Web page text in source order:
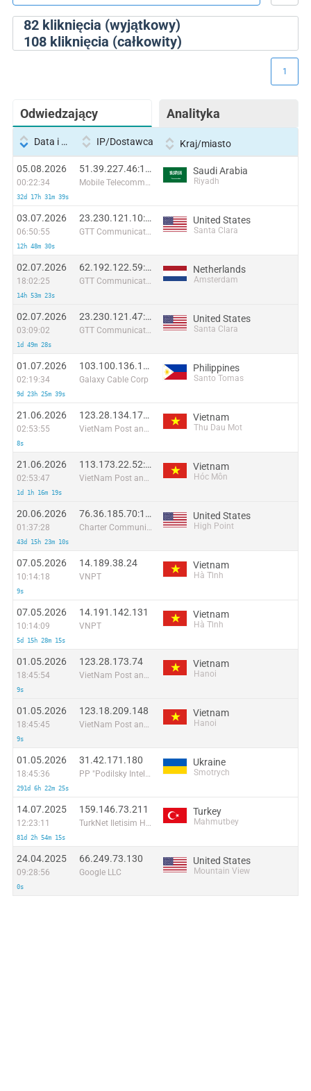
82kliknięcia (wyjątkowy)
108kliknięcia (całkowity)
Odwiedzający Analityka
1
Data i godzina IP/Dostawca Kraj/miasto
05.08.2026
00:22:34
32d 17h 31m 39s
51.39.227.46:1995
Mobile Telecommunication Company Saudi Arabia Joint-Stock company
Saudi Arabia
Riyadh
03.07.2026
06:50:55
12h 48m 30s
23.230.121.10:17034
GTT Communications Inc.
United States
Santa Clara
02.07.2026
18:02:25
14h 53m 23s
62.192.122.59:33064
GTT Communications Inc.
Netherlands
Amsterdam
02.07.2026
03:09:02
1d 49m 28s
23.230.121.47:65362
GTT Communications Inc.
United States
Santa Clara
01.07.2026
02:19:34
9d 23h 25m 39s
103.100.136.143:50758
Galaxy Cable Corp
Philippines
Santo Tomas
21.06.2026
02:53:55
8s
123.28.134.176:35042
VietNam Post and Telecom Corporation
Vietnam
Thu Dau Mot
21.06.2026
02:53:47
1d 1h 16m 19s
113.173.22.52:33512
VietNam Post and Telecom Corporation
Vietnam
Hóc Môn
20.06.2026
01:37:28
43d 15h 23m 10s
76.36.185.70:1574
Charter Communications
United States
High Point
07.05.2026
10:14:18
9s
14.189.38.24
VNPT
Vietnam
Hà Tĩnh
07.05.2026
10:14:09
5d 15h 28m 15s
14.191.142.131
VNPT
Vietnam
Hà Tĩnh
01.05.2026
18:45:54
9s
123.28.173.74
VietNam Post and Telecom Corporation
Vietnam
Hanoi
01.05.2026
18:45:45
9s
123.18.209.148
VietNam Post and Telecom Corporation
Vietnam
Hanoi
01.05.2026
18:45:36
291d 6h 22m 25s
31.42.171.180
PP "Podilsky Intelectualni sistemy"
Ukraine
Smotrych
14.07.2025
12:23:11
81d 2h 54m 15s
159.146.73.211
TurkNet Iletisim Hizmetleri A.S.
Turkey
Mahmutbey
24.04.2025
09:28:56
0s
66.249.73.130
Google LLC
United States
Mountain View